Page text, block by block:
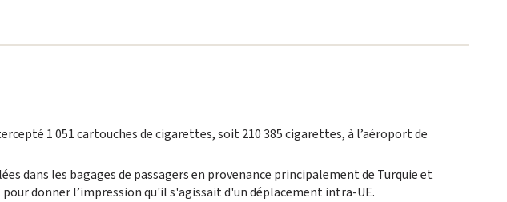
1 051 cartouches de cigarettes, soit 210 385 cigarettes, à l’aéroport de
dans les bagages de passagers en provenance principalement de Turquie et
donner l’impression qu'il s'agissait d'un déplacement intra-UE.